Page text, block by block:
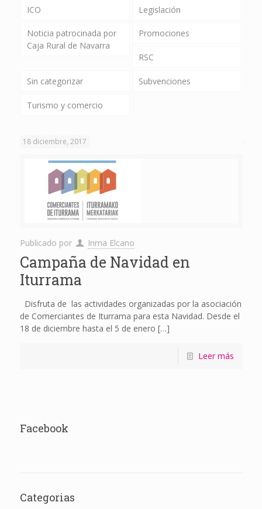
ICO Legislación
Noticia patrocinada por
Caja Rural de Navarra
Promociones
RSC
Sin categorizar Subvenciones
Turismo y comercio
18 diciembre, 2017
Publicado por Inma Elcano
Campaña de Navidad en
Iturrama
Disfruta de las actividades organizadas por la asociación
de Comerciantes de Iturrama para esta Navidad. Desde el
18 de diciembre hasta el 5 de enero […]
Leer más
Facebook
Categorias